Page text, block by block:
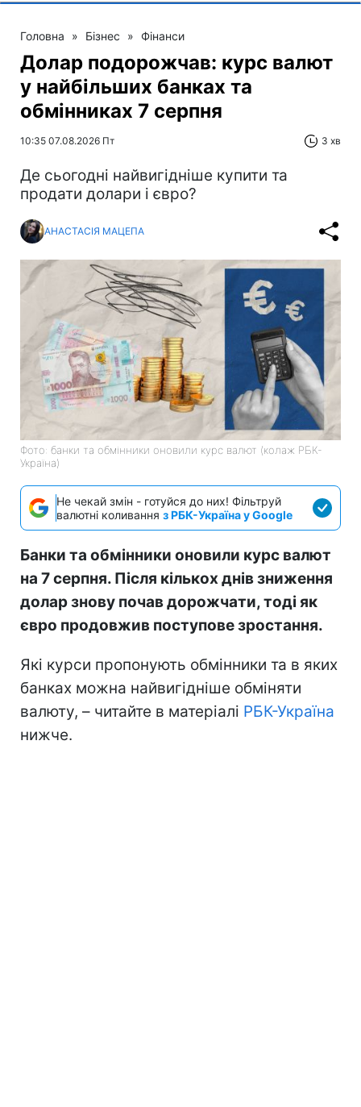
Головна » Бізнес » Фінанси
Долар подорожчав: курс валют
у найбільших банках та
обмінниках 7 серпня
10:35 07.08.2026 Пт 3 хв
Де сьогодні найвигідніше купити та
продати долари і євро?
АНАСТАСІЯ МАЦЕПА
Фото: банки та обмінники оновили курс валют (колаж РБК-
Україна)
Не чекай змін - готуйся до них! Фільтруй
валютні коливання з РБК-Україна у Google
Банки та обмінники оновили курс валют
на 7 серпня. Після кількох днів зниження
долар знову почав дорожчати, тоді як
євро продовжив поступове зростання.
Які курси пропонують обмінники та в яких
банках можна найвигідніше обміняти
валюту, – читайте в матеріалі РБК-Україна
нижче.